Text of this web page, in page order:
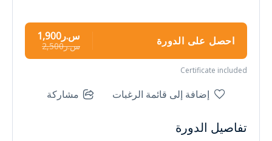
احصل على الدورة س.ر1,900
س.ر2,500
Certificate included
إضافة إلى قائمة الرغبات مشاركة
تفاصيل الدورة